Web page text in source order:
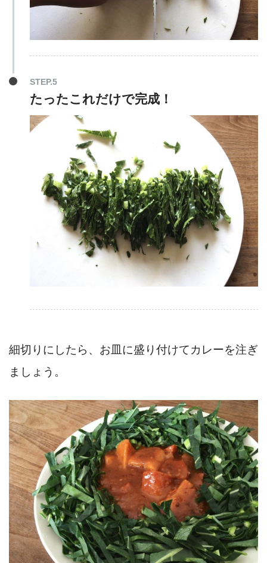
STEP.5
たったこれだけで完成！
細切りにしたら、お皿に盛り付けてカレーを注ぎ
ましょう。